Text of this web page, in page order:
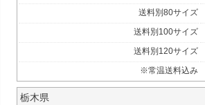
送料別80サイズ
送料別100サイズ
送料別120サイズ
※常温送料込み
栃木県